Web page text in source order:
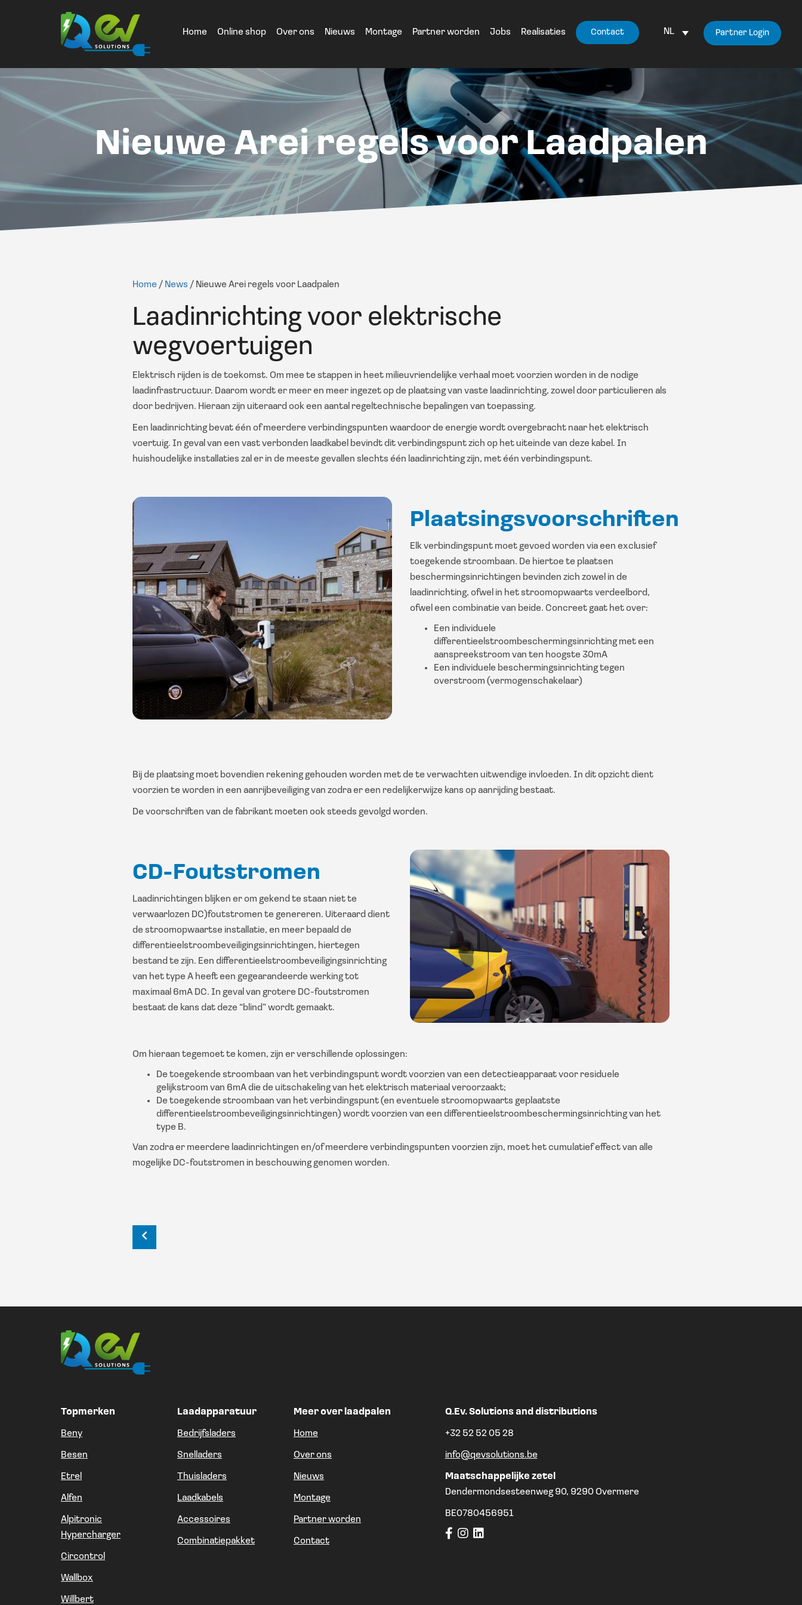
Home Online shop Over ons Nieuws Montage Partner worden Jobs Realisaties Contact NL Partner Login
Nieuwe Arei regels voor Laadpalen
Home / News / Nieuwe Arei regels voor Laadpalen
Laadinrichting voor elektrische
wegvoertuigen
Elektrisch rijden is de toekomst. Om mee te stappen in heet milieuvriendelijke verhaal moet voorzien worden in de nodige
laadinfrastructuur. Daarom wordt er meer en meer ingezet op de plaatsing van vaste laadinrichting, zowel door particulieren als
door bedrijven. Hieraan zijn uiteraard ook een aantal regeltechnische bepalingen van toepassing.
Een laadinrichting bevat één of meerdere verbindingspunten waardoor de energie wordt overgebracht naar het elektrisch
voertuig. In geval van een vast verbonden laadkabel bevindt dit verbindingspunt zich op het uiteinde van deze kabel. In
huishoudelijke installaties zal er in de meeste gevallen slechts één laadinrichting zijn, met één verbindingspunt.
Plaatsingsvoorschriften
Elk verbindingspunt moet gevoed worden via een exclusief
toegekende stroombaan. De hiertoe te plaatsen
beschermingsinrichtingen bevinden zich zowel in de
laadinrichting, ofwel in het stroomopwaarts verdeelbord,
ofwel een combinatie van beide. Concreet gaat het over:
Een individuele
differentieelstroombeschermingsinrichting met een
aanspreekstroom van ten hoogste 30mA
Een individuele beschermingsinrichting tegen
overstroom (vermogenschakelaar)
Bij de plaatsing moet bovendien rekening gehouden worden met de te verwachten uitwendige invloeden. In dit opzicht dient
voorzien te worden in een aanrijbeveiliging van zodra er een redelijkerwijze kans op aanrijding bestaat.
De voorschriften van de fabrikant moeten ook steeds gevolgd worden.
CD-Foutstromen
Laadinrichtingen blijken er om gekend te staan niet te
verwaarlozen DC)foutstromen te genereren. Uiteraard dient
de stroomopwaartse installatie, en meer bepaald de
differentieelstroombeveiligingsinrichtingen, hiertegen
bestand te zijn. Een differentieelstroombeveiligingsinrichting
van het type A heeft een gegearandeerde werking tot
maximaal 6mA DC. In geval van grotere DC-foutstromen
bestaat de kans dat deze “blind” wordt gemaakt.
Om hieraan tegemoet te komen, zijn er verschillende oplossingen:
De toegekende stroombaan van het verbindingspunt wordt voorzien van een detectieapparaat voor residuele
gelijkstroom van 6mA die de uitschakeling van het elektrisch materiaal veroorzaakt;
De toegekende stroombaan van het verbindingspunt (en eventuele stroomopwaarts geplaatste
differentieelstroombeveiligingsinrichtingen) wordt voorzien van een differentieelstroombeschermingsinrichting van het
type B.
Van zodra er meerdere laadinrichtingen en/of meerdere verbindingspunten voorzien zijn, moet het cumulatief effect van alle
mogelijke DC-foutstromen in beschouwing genomen worden.
Topmerken
Beny
Besen
Etrel
Alfen
Alpitronic
Hypercharger
Circontrol
Wallbox
Willbert
Laadapparatuur
Bedrijfsladers
Snelladers
Thuisladers
Laadkabels
Accessoires
Combinatiepakket
Meer over laadpalen
Home
Over ons
Nieuws
Montage
Partner worden
Contact
Q.Ev. Solutions and distributions
+32 52 52 05 28
info@qevsolutions.be
Maatschappelijke zetel
Dendermondsesteenweg 90, 9290 Overmere
BE0780456951